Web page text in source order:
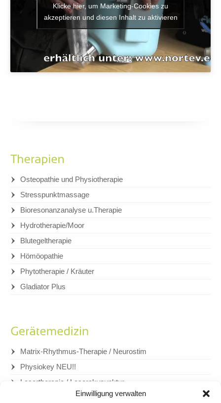
Einwilligung verwalten
Klicke hier, um Marketing-Cookies zu
akzeptieren und diesen Inhalt zu aktivieren
Osteopathie und Physiotherapie
Stresspunktmassage
Bioresonanzanalyse u.Therapie
Hydrotherapie/Moor
Blutegeltherapie
Hömöopathie
Phytotherapie / Kräuter
Gladiator Plus
Matrix-Rhythmus-Therapie / Neurostim
Physiokey NEU!!
Lasertherapie / Laserakupunktur
Equimag pulsierende Magnetfeldtherapie